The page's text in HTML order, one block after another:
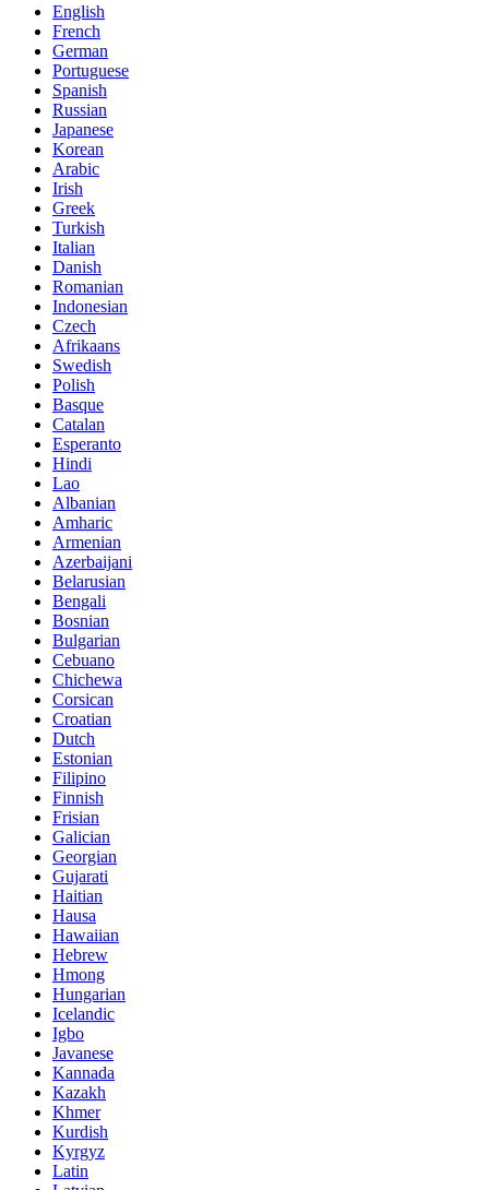
English
French
German
Portuguese
Spanish
Russian
Japanese
Korean
Arabic
Irish
Greek
Turkish
Italian
Danish
Romanian
Indonesian
Czech
Afrikaans
Swedish
Polish
Basque
Catalan
Esperanto
Hindi
Lao
Albanian
Amharic
Armenian
Azerbaijani
Belarusian
Bengali
Bosnian
Bulgarian
Cebuano
Chichewa
Corsican
Croatian
Dutch
Estonian
Filipino
Finnish
Frisian
Galician
Georgian
Gujarati
Haitian
Hausa
Hawaiian
Hebrew
Hmong
Hungarian
Icelandic
Igbo
Javanese
Kannada
Kazakh
Khmer
Kurdish
Kyrgyz
Latin